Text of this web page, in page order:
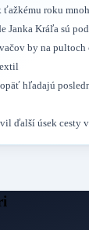
ťažkému roku
Janka Kráľa sú
by na
hľadajú
ďalší úsek cesty